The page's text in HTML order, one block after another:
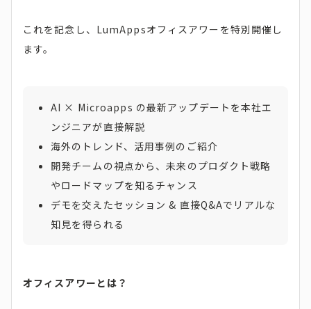
これを記念し、LumAppsオフィスアワーを特別開催し
ます。
AI × Microapps の最新アップデートを本社エ
ンジニアが直接解説
海外のトレンド、活用事例のご紹介
開発チームの視点から、未来のプロダクト戦略
やロードマップを知るチャンス
デモを交えたセッション & 直接Q&Aでリアルな
知見を得られる
オフィスアワーとは？